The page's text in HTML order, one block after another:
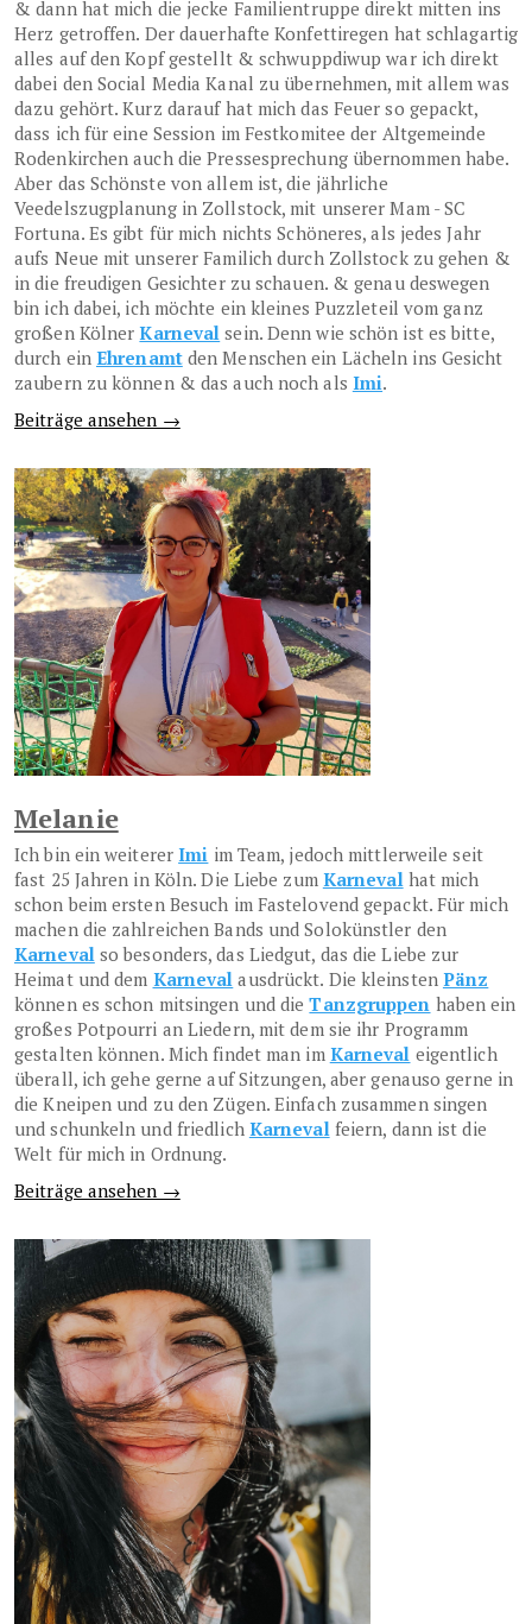
& dann hat mich die jecke Familientruppe direkt mitten ins
Herz getroffen. Der dauerhafte Konfettiregen hat schlagartig
alles auf den Kopf gestellt & schwuppdiwup war ich direkt
dabei den Social Media Kanal zu übernehmen, mit allem was
dazu gehört. Kurz darauf hat mich das Feuer so gepackt,
dass ich für eine Session im Festkomitee der Altgemeinde
Rodenkirchen auch die Pressesprechung übernommen habe.
Aber das Schönste von allem ist, die jährliche
Veedelszugplanung in Zollstock, mit unserer Mam - SC
Fortuna. Es gibt für mich nichts Schöneres, als jedes Jahr
aufs Neue mit unserer Familich durch Zollstock zu gehen &
in die freudigen Gesichter zu schauen. & genau deswegen
bin ich dabei, ich möchte ein kleines Puzzleteil vom ganz
großen KölnerKarneval sein. Denn wie schön ist es bitte,
durch ein Ehrenamtden Menschen ein Lächeln ins Gesicht
zaubern zu können & das auch noch als Imi.
Beiträge ansehen →
Melanie
Ich bin ein weitererImi im Team, jedoch mittlerweile seit
fast 25 Jahren in Köln. Die Liebe zum Karneval hat mich
schon beim ersten Besuch im Fastelovend gepackt. Für mich
machen die zahlreichen Bands und Solokünstler den
Karneval so besonders, das Liedgut, das die Liebe zur
Heimat und dem Karneval ausdrückt. Die kleinsten Pänz
können es schon mitsingen und dieTanzgruppen haben ein
großes Potpourri an Liedern, mit dem sie ihr Programm
gestalten können. Mich findet man im Karneval eigentlich
überall, ich gehe gerne auf Sitzungen, aber genauso gerne in
die Kneipen und zu den Zügen. Einfach zusammen singen
und schunkeln und friedlich Karneval feiern, dann ist die
Welt für mich in Ordnung.
Beiträge ansehen →